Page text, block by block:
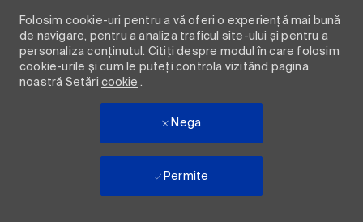
Folosim cookie-uri pentru a vă oferi o experiență mai bună
de navigare, pentru a analiza traficul site-ului și pentru a
personaliza conținutul. Citiți despre modul în care folosim
cookie-urile și cum le puteți controla vizitând pagina
noastră Setări cookie .
Nega
Permite